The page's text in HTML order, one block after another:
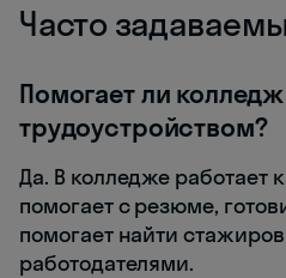
Часто
Помогает ли
трудоустройством?
Да. В колледже работает
помогает с резюме,
помогает найти
работодателями.